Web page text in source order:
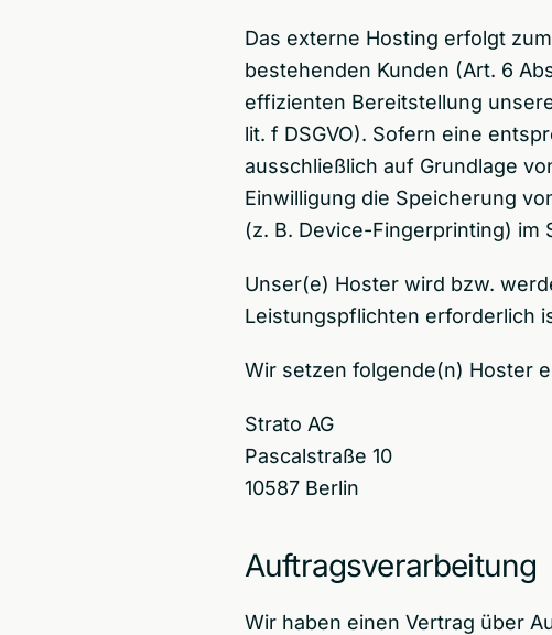
Das externe Hosting erfolgt
bestehenden Kunden (Art. 6
effizienten Bereitstellung
lit. f DSGVO). Sofern eine
ausschließlich auf Grundlage
Einwilligung die Speicherung
(z. B. Device-Fingerprinting) im
Unser(e) Hoster wird bzw.
Leistungspflichten erforderlich
Wir setzen folgende(n) Hoster
Strato AG
Pascalstraße 10
10587 Berlin
Auftragsverarbeitung
Wir haben einen Vertrag über